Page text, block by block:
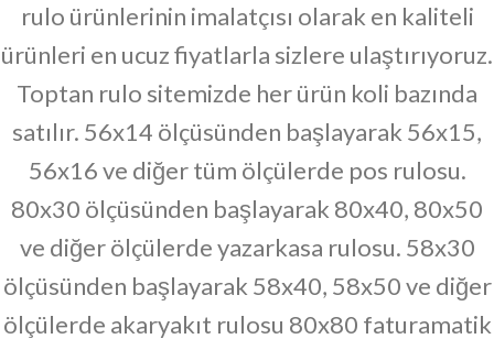
rulo ürünlerinin imalatçısı olarak en kaliteli
ürünleri en ucuz fiyatlarla sizlere ulaştırıyoruz.
Toptan rulo sitemizde her ürün koli bazında
satılır. 56x14 ölçüsünden başlayarak 56x15,
56x16 ve diğer tüm ölçülerde pos rulosu.
80x30 ölçüsünden başlayarak 80x40, 80x50
ve diğer ölçülerde yazarkasa rulosu. 58x30
ölçüsünden başlayarak 58x40, 58x50 ve diğer
ölçülerde akaryakıt rulosu 80x80 faturamatik